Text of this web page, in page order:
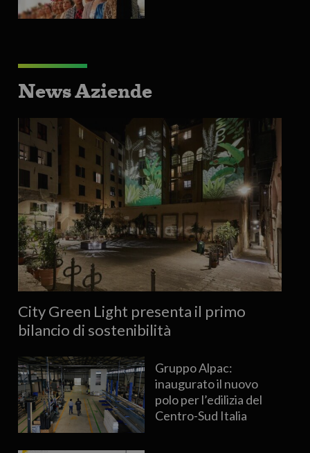
News Aziende
City Green Light presenta il primo
bilancio di sostenibilità
Gruppo Alpac:
inaugurato il nuovo
polo per l’edilizia del
Centro-Sud Italia